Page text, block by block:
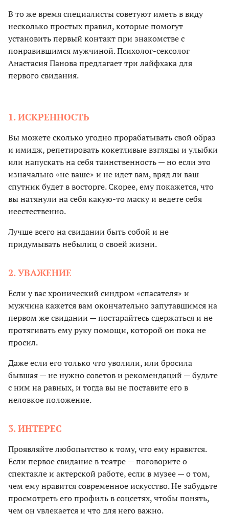
В то же время специалисты советуют иметь в виду
несколько простых правил, которые помогут
установить первый контакт при знакомстве с
понравившимся мужчиной. Психолог-сексолог
Анастасия Панова предлагает три лайфхака для
первого свидания.
1. ИСКРЕННОСТЬ
Вы можете сколько угодно прорабатывать свой образ
и имидж, репетировать кокетливые взгляды и улыбки
или напускать на себя таинственность — но если это
изначально «не ваше» и не идет вам, вряд ли ваш
спутник будет в восторге. Скорее, ему покажется, что
вы натянули на себя какую-то маску и ведете себя
неестественно.
Лучше всего на свидании быть собой и не
придумывать небылиц о своей жизни.
2. УВАЖЕНИЕ
Если у вас хронический синдром «спасателя» и
мужчина кажется вам окончательно запутавшимся на
первом же свидании — постарайтесь сдержаться и не
протягивать ему руку помощи, которой он пока не
просил.
Даже если его только что уволили, или бросила
бывшая — не нужно советов и рекомендаций — будьте
с ним на равных, и тогда вы не поставите его в
неловкое положение.
3. ИНТЕРЕС
Проявляйте любопытство к тому, что ему нравится.
Если первое свидание в театре — поговорите о
спектакле и актерской работе, если в музее — о том,
чем ему нравится современное искусство. Не забудьте
просмотреть его профиль в соцсетях, чтобы понять,
чем он увлекается и что для него важно.